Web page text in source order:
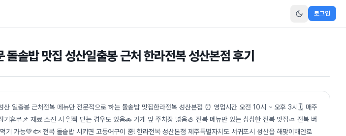
로그인
솥밥 맛집 성산일출봉 근처 한라전복 성산본점 후기
산 일출봉 근처전복 메뉴만 전문적으로 하는 돌솥밥 맛집한라전복 성산본점 ⏰ 영업시간 오전 10시 ~ 오후 3시🗓️ 매주
기휴무📌 재료 소진 시 일찍 닫는 경우도 있음🚗 가게 앞 주차장 넓음🦪 전복 메뉴만 있는 싱싱한 전복 맛집🧈 전복 버
기 가능💚🐟 전복 돌솥밥 시키면 고등어구이 줌! 한라전복 성산본점 제주특별자치도 서귀포시 성산읍 해맞이해안로